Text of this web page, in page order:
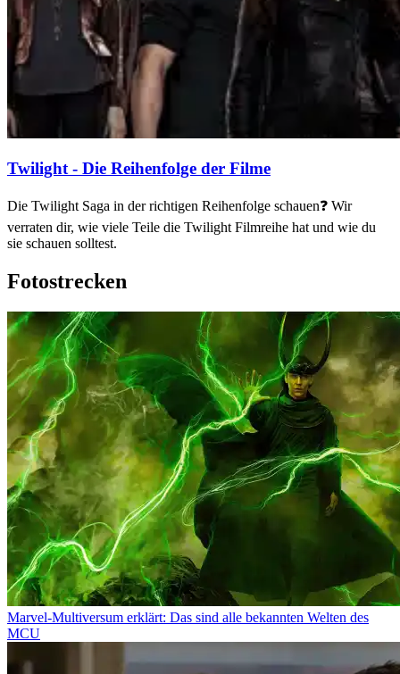
Twilight - Die Reihenfolge der Filme
Die Twilight Saga in der richtigen Reihenfolge schauen❓ Wir
verraten dir, wie viele Teile die Twilight Filmreihe hat und wie du
sie schauen solltest.
Fotostrecken
Marvel-Multiversum erklärt: Das sind alle bekannten Welten des
MCU